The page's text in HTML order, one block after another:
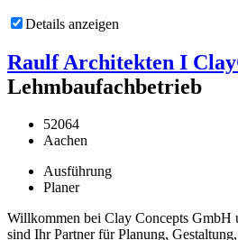
Details anzeigen
Raulf Architekten I
Lehmbaufachbetrieb
52064
Aachen
Ausführung
Planer
Willkommen bei Clay Concepts
sind Ihr Partner für Planung,